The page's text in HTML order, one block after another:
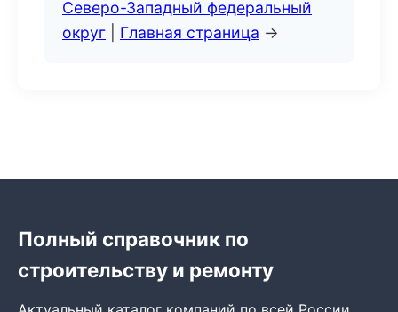
Северо-Западный федеральный
округ
Главная страница →
Полный справочник по
строительству и ремонту